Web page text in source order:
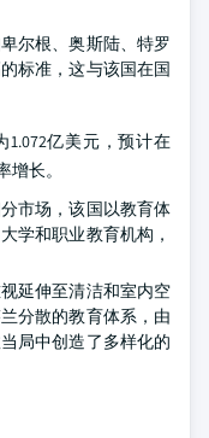
尔根、奥斯陆、特罗
标准，这与该国在国
亿美元，预计在
增长。
市场，该国以教育体
学和职业教育机构，
延伸至清洁和室内空
分散的教育体系，由
局中创造了多样化的